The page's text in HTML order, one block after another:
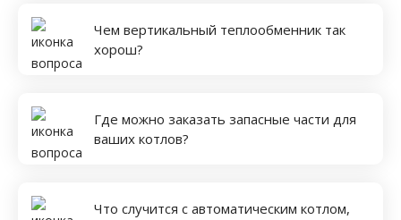
Чем вертикальный теплообменник так
хорош?
Где можно заказать запасные части для
ваших котлов?
Что случится с автоматическим котлом,